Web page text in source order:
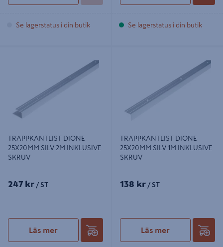
Se lagerstatus i din butik Se lagerstatus i din butik
TRAPPKANTLIST DIONE
25X20MM SILV 2M INKLUSIVE
SKRUV
247 kr / ST
Läs mer
TRAPPKANTLIST DIONE
25X20MM SILV 1M INKLUSIVE
SKRUV
138 kr / ST
Läs mer